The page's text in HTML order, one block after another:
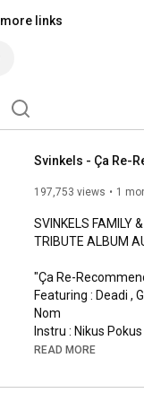
links
197,753 views 1
SVINKELS FAMILY
TRIBUTE ALBUM
"Ça Re-
Featuring : Deadi ,
Nom
Instru : Nikus Pokus
Scratches & Cuts :
Paris
READ MORE